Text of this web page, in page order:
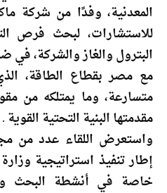
المعدنية، وفدًا من شركة
للاستشارات، لبحث فرص
البترول والغاز والشركة، في
مع مصر بقطاع الطاقة،
متسارعة، وما يمتلكه من
مقدمتها البنية التحتية القوية .
واستعرض اللقاء عدد من
إطار تنفيذ استراتيجية
خاصة في أنشطة البحث